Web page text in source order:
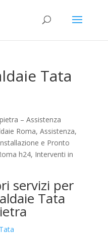
Tata
– Assistenza
Roma, Assistenza,
e Pronto
h24, Interventi in
servizi per
Tata